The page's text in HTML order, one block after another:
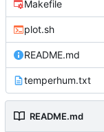
Makefile
plot.sh
README.md
temperhum.txt
README.md